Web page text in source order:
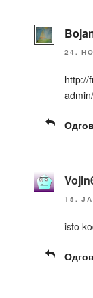
24.
http://
15.
isto